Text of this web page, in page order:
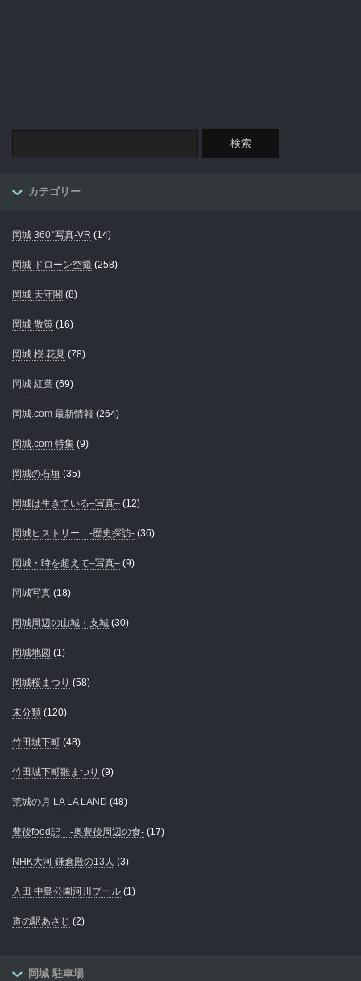
カテゴリー
岡城 360°写真-VR (14)
岡城 ドローン空撮 (258)
岡城 天守閣 (8)
岡城 散策 (16)
岡城 桜 花見 (78)
岡城 紅葉 (69)
岡城.com 最新情報 (264)
岡城.com 特集 (9)
岡城の石垣 (35)
岡城は生きている–写真– (12)
岡城ヒストリー -歴史探訪- (36)
岡城・時を超えて–写真– (9)
岡城写真 (18)
岡城周辺の山城・支城 (30)
岡城地図 (1)
岡城桜まつり (58)
未分類 (120)
竹田城下町 (48)
竹田城下町雛まつり (9)
荒城の月 LA LA LAND (48)
豊後food記 -奥豊後周辺の食- (17)
NHK大河 鎌倉殿の13人 (3)
入田 中島公園河川プール (1)
道の駅あさじ (2)
岡城 駐車場